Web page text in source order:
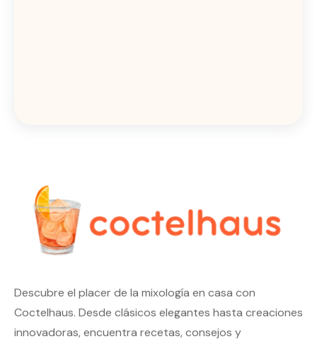
Descubre el placer de la mixología en casa con
Coctelhaus. Desde clásicos elegantes hasta creaciones
innovadoras, encuentra recetas, consejos y